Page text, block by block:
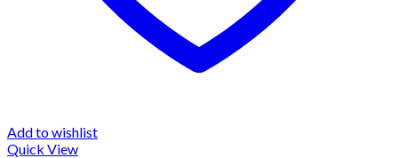
Add to wishlist
Quick View